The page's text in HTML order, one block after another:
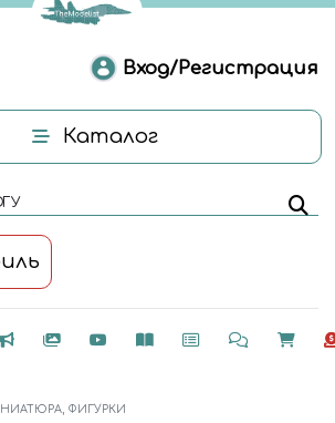
Вход/Регистрация
Каталог
ФИГУРКИ